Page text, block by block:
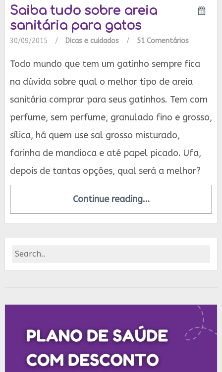
Saiba tudo sobre areia
sanitária para gatos
30/09/2015 / Dicas e cuidados / 51 Comentários
Todo mundo que tem um gatinho sempre fica
na dúvida sobre qual o melhor tipo de areia
sanitária comprar para seus gatinhos. Tem com
perfume, sem perfume, granulado fino e grosso,
sílica, há quem use sal grosso misturado,
farinha de mandioca e até papel picado. Ufa,
depois de tantas opções, qual será a melhor?
Continue reading…